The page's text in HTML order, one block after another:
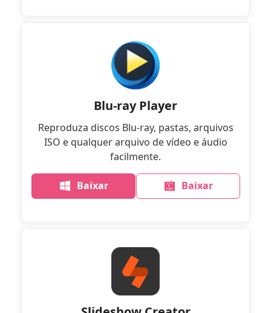
Blu-ray Player
Reproduza discos Blu-ray, pastas, arquivos
ISO e qualquer arquivo de vídeo e áudio
facilmente.
Baixar Baixar